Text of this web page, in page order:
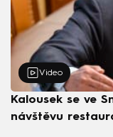
Video
Kalousek se ve
návštěvu